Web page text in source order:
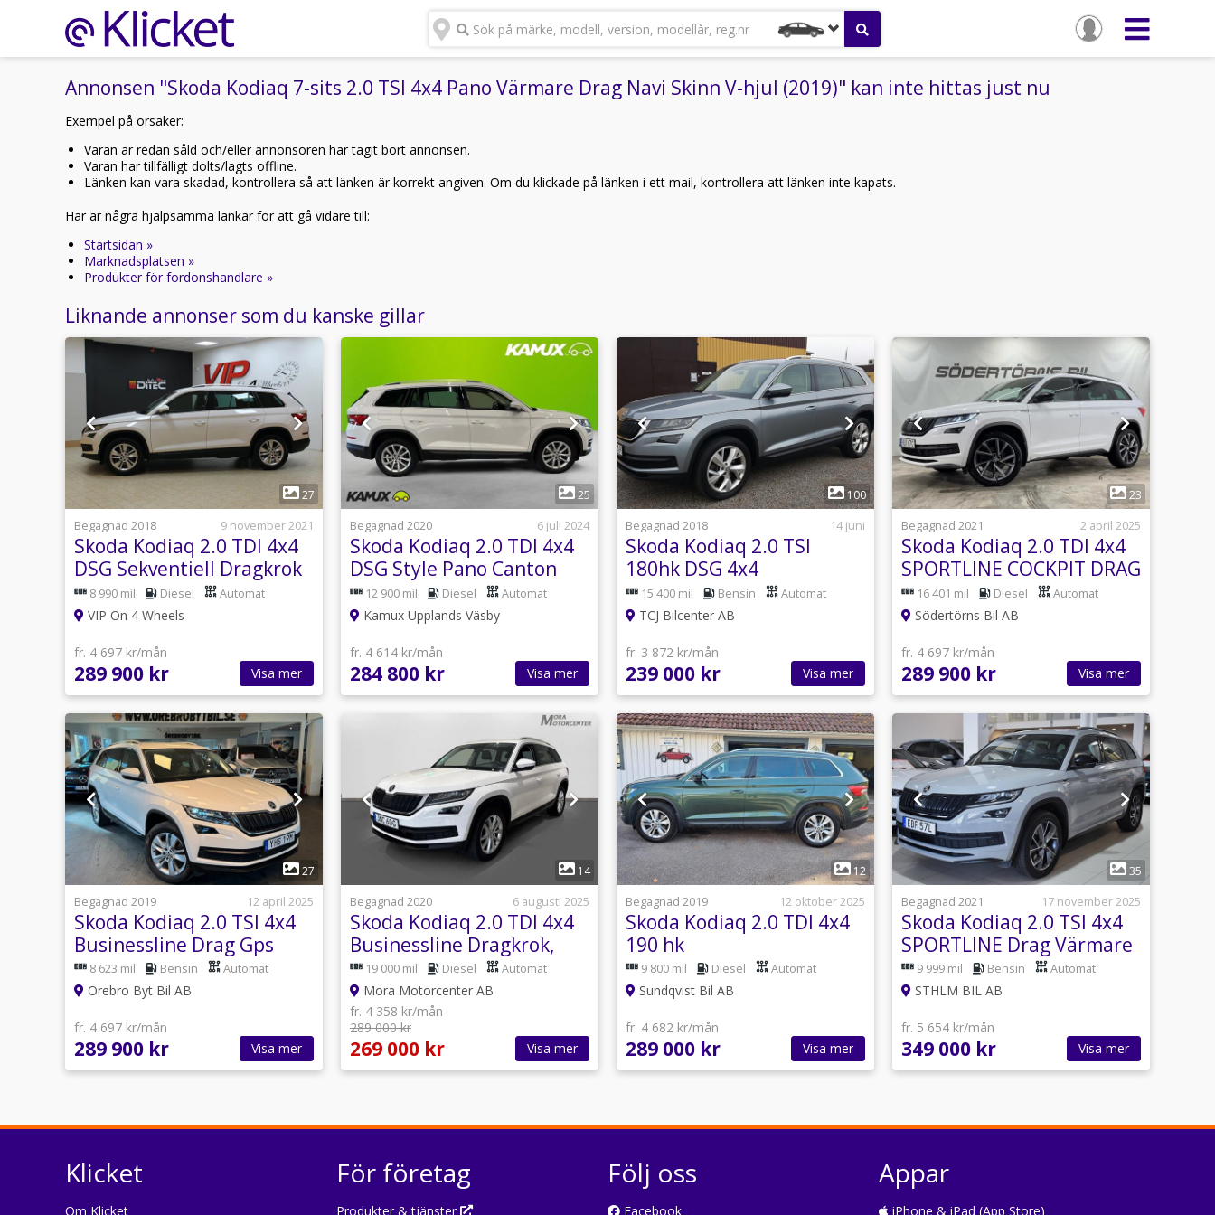
Sök på märke, modell, version, modellår, reg.nr
Annonsen "Skoda Kodiaq 7-sits 2.0 TSI 4x4 Pano Värmare Drag Navi Skinn V-hjul (2019)" kan inte hittas just nu
Exempel på orsaker:
Varan är redan såld och/eller annonsören har tagit bort annonsen.
Varan har tillfälligt dolts/lagts offline.
Länken kan vara skadad, kontrollera så att länken är korrekt angiven. Om du klickade på länken i ett mail, kontrollera att länken inte kapats.
Här är några hjälpsamma länkar för att gå vidare till:
Startsidan »
Marknadsplatsen »
Produkter för fordonshandlare »
Liknande annonser som du kanske gillar
27
Begagnad 2018
9 november 2021
Skoda Kodiaq 2.0 TDI 4x4
DSG Sekventiell Dragkrok
B-Värmare
8 990 mil Diesel Automat
VIP On 4 Wheels
fr. 4 697 kr/mån
289 900 kr Visa mer
25
Begagnad 2020
6 juli 2024
Skoda Kodiaq 2.0 TDI 4x4
DSG Style Pano Canton
Drag Cockpit 190hk
12 900 mil Diesel Automat
Kamux Upplands Väsby
fr. 4 614 kr/mån
284 800 kr Visa mer
1
100
Begagnad 2018
14 juni
Skoda Kodiaq 2.0 TSI
180hk DSG 4x4
Businessline Skinn Drag
Värmare
15 400 mil Bensin Automat
TCJ Bilcenter AB
fr. 3 872 kr/mån
239 000 kr Visa mer
1
23
Begagnad 2021
2 april 2025
Skoda Kodiaq 2.0 TDI 4x4
SPORTLINE COCKPIT DRAG
MOMSBIL
16 401 mil Diesel Automat
Södertörns Bil AB
fr. 4 697 kr/mån
289 900 kr Visa mer
1
27
Begagnad 2019
12 april 2025
Skoda Kodiaq 2.0 TSI 4x4
Businessline Drag Gps
Värmare 190hk
8 623 mil Bensin Automat
Örebro Byt Bil AB
fr. 4 697 kr/mån
289 900 kr Visa mer
1
14
Begagnad 2020
6 augusti 2025
Skoda Kodiaq 2.0 TDI 4x4
Businessline Dragkrok,
Vinterhjul
19 000 mil Diesel Automat
Mora Motorcenter AB
fr. 4 358 kr/mån
289 000 kr
269 000 kr Visa mer
12
Begagnad 2019
12 oktober 2025
Skoda Kodiaq 2.0 TDI 4x4
190 hk
9 800 mil Diesel Automat
Sundqvist Bil AB
fr. 4 682 kr/mån
289 000 kr Visa mer
1
35
Begagnad 2021
17 november 2025
Skoda Kodiaq 2.0 TSI 4x4
SPORTLINE Drag Värmare
4.95% Ränta
9 999 mil Bensin Automat
STHLM BIL AB
fr. 5 654 kr/mån
349 000 kr Visa mer
Klicket
Om Klicket
För företag
Produkter & tjänster
Följ oss
Facebook
Appar
iPhone & iPad (App Store)